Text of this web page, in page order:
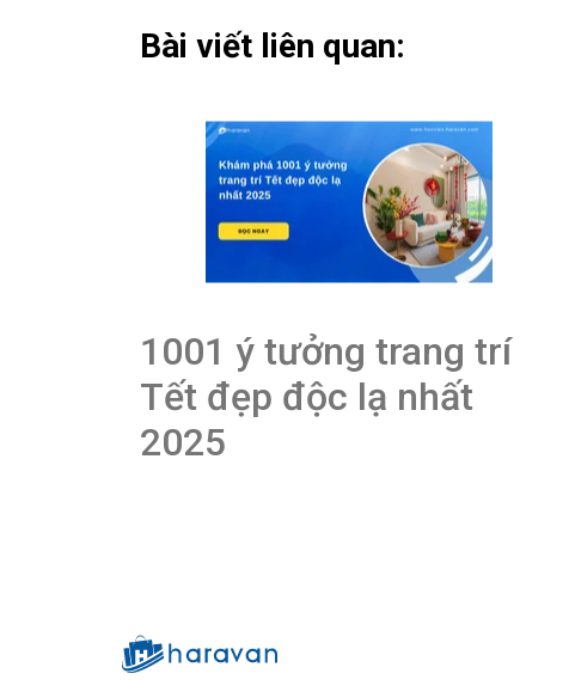
Bài viết liên quan:
1001 ý tưởng trang trí
Tết đẹp độc lạ nhất
2025